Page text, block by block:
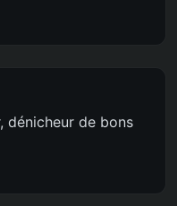
dénicheur de bons